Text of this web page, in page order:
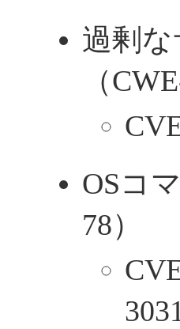
過剰
（
OSコ
78）